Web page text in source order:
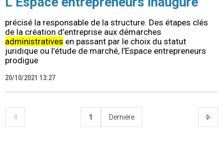
précisé la responsable de la structure. Des étapes clés
de la création d’entreprise aux démarches
administratives en passant par le choix du statut
juridique ou l’étude de marché, l’Espace entrepreneurs
prodigue
20/10/2021 13:27
1 Dernière